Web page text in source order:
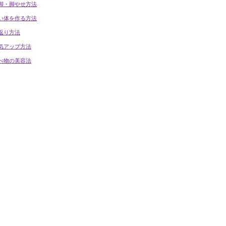
・脚やせ方法
体を作る方法
り方法
アップ方法
物の美容法